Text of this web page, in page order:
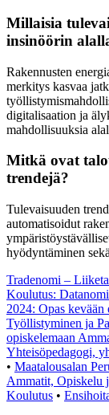
Millaisia
insinöörin
Rakennusten
merkitys kasvaa
digitalisaation ja
mahdollisuuksia
Mitkä ovat
trendejä?
Tulevaisuuden
automatisoidut
hyödyntäminen
Tradenomi –
Koulutus:
2024: Opas kevään
Työllistyminen ja
opiskelemaan
Yhteisöpedagogi,
• Maatalousalan
Ammatit, Opiskelu
Koulutus •